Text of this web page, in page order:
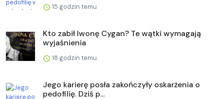
15 godzin temu
Kto zabił Iwonę Cygan? Te wątki wymagają
wyjaśnienia
18 godzin temu
Jego karierę posła zakończyły oskarżenia o
pedofilię. Dziś p...